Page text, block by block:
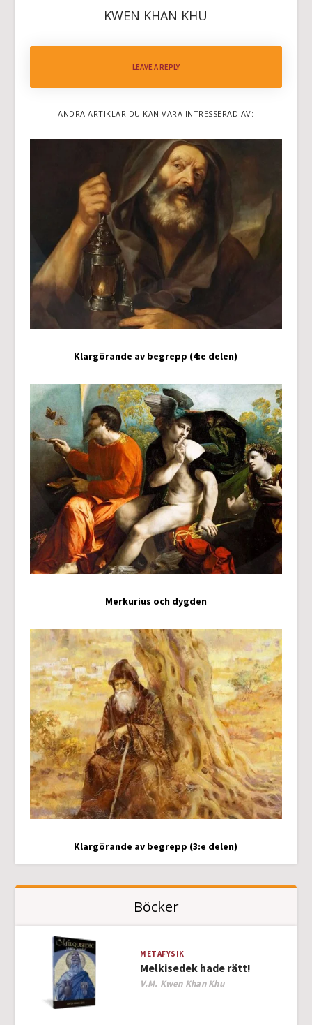
KWEN KHAN KHU
LEAVE A REPLY
ANDRA ARTIKLAR DU KAN VARA INTRESSERAD AV:
Klargörande av begrepp (4:e delen)
Merkurius och dygden
Klargörande av begrepp (3:e delen)
Böcker
METAFYSIK
Melkisedek hade rätt!
Author
V.M. Kwen Khan Khu